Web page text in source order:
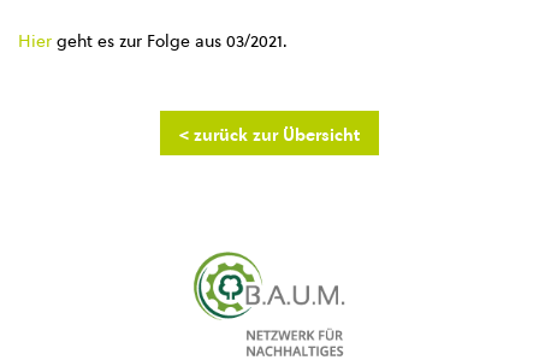
Hier geht es zur Folge aus 03/2021.
< zurück zur Übersicht